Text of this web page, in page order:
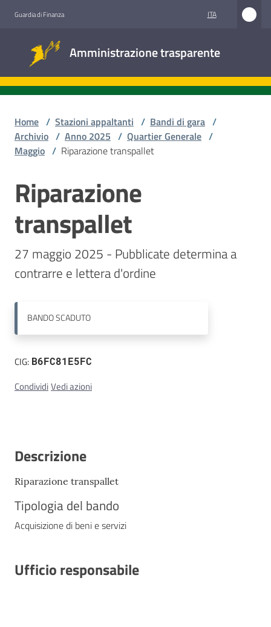
Guardia di Finanza ITA
Amministrazione trasparente
trasparente
Accesso
Stazioni
appaltanti
Contatti
Home / Stazioni appaltanti / Bandi di gara /
Archivio / Anno 2025 / Quartier Generale /
Maggio / Riparazione transpallet
Salta al contenuto
Riparazione
transpallet
27 maggio 2025 - Pubblicate determina a
contrarre e lettera d'ordine
BANDOSCADUTO
CIG: B6FC81E5FC
CondividiVedi azioni
Descrizione
Riparazione transpallet
Tipologia del bando
Acquisizione di beni e servizi
Ufficio responsabile